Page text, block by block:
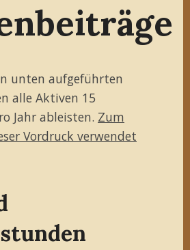
unten aufgeführten
alle Aktiven 15
Jahr ableisten. Zum
Vordruck verwendet